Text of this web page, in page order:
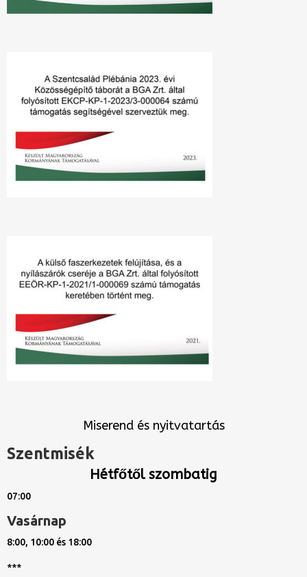
Miserend és nyitvatartás
Szentmisék
Hétfőtől szombatig
07:00
Vasárnap
8:00, 10:00 és 18:00
***